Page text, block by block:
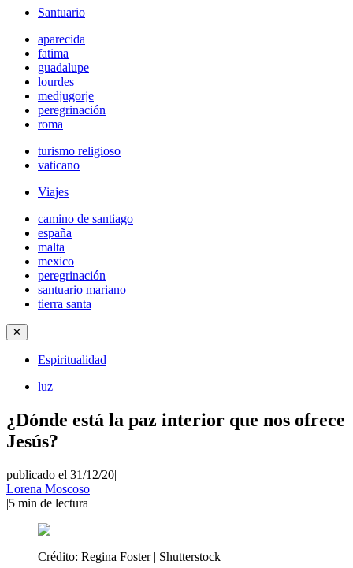
Santuario
aparecida
fatima
guadalupe
lourdes
medjugorje
peregrinación
roma
turismo religioso
vaticano
Viajes
camino de santiago
españa
malta
mexico
peregrinación
santuario mariano
tierra santa
✕
Espiritualidad
luz
¿Dónde está la paz interior que nos ofrece
Jesús?
publicado el 31/12/20|
Lorena Moscoso
|5 min de lectura
Crédito: Regina Foster | Shutterstock